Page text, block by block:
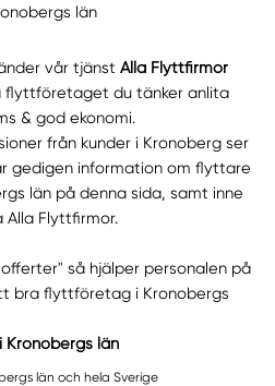
län
vår tjänstAlla Flyttfirmor
flyttföretaget du tänker anlita
& god ekonomi.
från kunder i Kronoberg ser
gedigen information om flyttare
län på denna sida, samt inne
Flyttfirmor.
så hjälper personalen på
bra flyttföretag i Kronobergs
Kronobergs län
län och hela Sverige